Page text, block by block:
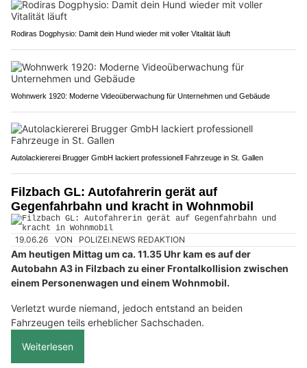
Rodiras Dogphysio: Damit dein Hund wieder mit voller Vitalität läuft
Wohnwerk 1920: Moderne Videoüberwachung für Unternehmen und Gebäude
Autolackiererei Brugger GmbH lackiert professionell Fahrzeuge in St. Gallen
Filzbach GL: Autofahrerin gerät auf
Gegenfahrbahn und kracht in Wohnmobil
19.06.26 VON POLIZEI.NEWS REDAKTION
Am heutigen Mittag um ca. 11.35 Uhr kam es auf der
Autobahn A3 in Filzbach zu einer Frontalkollision zwischen
einem Personenwagen und einem Wohnmobil.
Verletzt wurde niemand, jedoch entstand an beiden
Fahrzeugen teils erheblicher Sachschaden.
Weiterlesen